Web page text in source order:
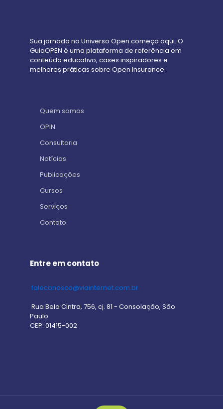
Sua jornada no Universo Open começa aqui. O
GuiaOPEN é uma plataforma de referência em
conteúdo educativo, cases inspiradores e
melhores práticas sobre Open Insurance.
Quem somos
OPIN
Consultoria
Notícias
Publicações
Cursos
Serviços
Contato
Entre em contato
faleconosco@viainternet.com.br
Rua Bela Cintra, 756, cj. 81 - Consolação, São
Paulo
CEP: 01415-002